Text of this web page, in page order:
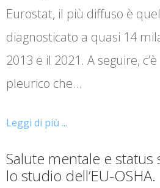
Eurostat, il più diffuso è
diagnosticato a quasi 14
2013 e il 2021. A seguire,
pleurico che…
Leggi di più ...
Salute mentale e
lo studio dell’EU-OSHA.